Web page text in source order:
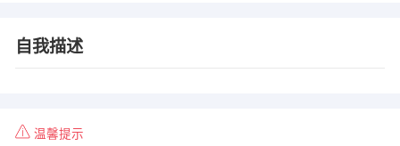
自我描述
温馨提示